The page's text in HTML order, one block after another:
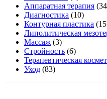
Аппаратная терапия
Диагностика (10)
Контурная пластика
Липолитическая
Массаж (3)
Стройность (6)
Терапевтическая
Уход (83)